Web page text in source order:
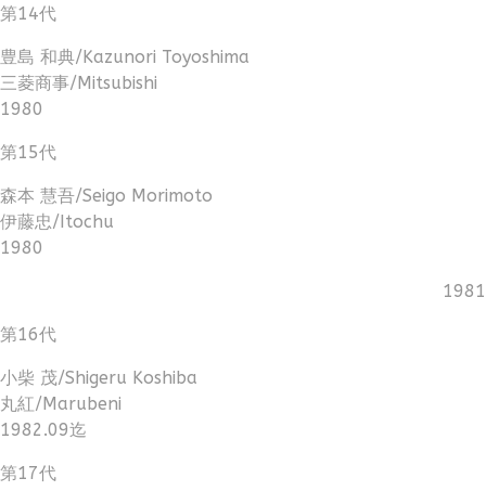
第14代
豊島 和典/Kazunori Toyoshima
三菱商事/Mitsubishi
1980
第15代
森本 慧吾/Seigo Morimoto
伊藤忠/Itochu
1980
1981
第16代
小柴 茂/Shigeru Koshiba
丸紅/Marubeni
1982.09迄
第17代